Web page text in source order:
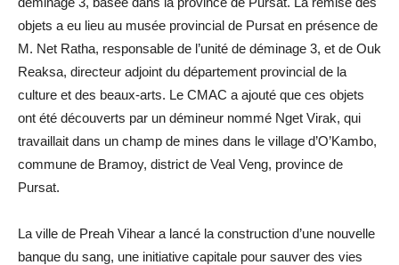
objets a eu lieu au musée provincial de Pursat en présence de
M. Net Ratha, responsable de l’unité de déminage 3, et de Ouk
Reaksa, directeur adjoint du département provincial de la
culture et des beaux-arts. Le CMAC a ajouté que ces objets
ont été découverts par un démineur nommé Nget Virak, qui
travaillait dans un champ de mines dans le village d’O’Kambo,
commune de Bramoy, district de Veal Veng, province de
Pursat.
La ville de Preah Vihear a lancé la construction d’une nouvelle
banque du sang, une initiative capitale pour sauver des vies